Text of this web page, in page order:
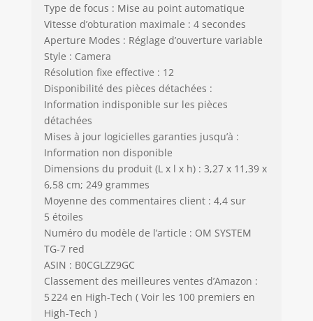
Type de focus : Mise au point automatique
Vitesse d’obturation maximale : 4 secondes
Aperture Modes : Réglage d’ouverture variable
Style : Camera
Résolution fixe effective : 12
Disponibilité des pièces détachées :
Information indisponible sur les pièces
détachées
Mises à jour logicielles garanties jusqu’à :
Information non disponible
Dimensions du produit (L x l x h) : 3,27 x 11,39 x
6,58 cm; 249 grammes
Moyenne des commentaires client : 4,4 sur
5 étoiles
Numéro du modèle de l’article : OM SYSTEM
TG-7 red
ASIN : B0CGLZZ9GC
Classement des meilleures ventes d’Amazon :
5 224 en High-Tech ( Voir les 100 premiers en
High-Tech )